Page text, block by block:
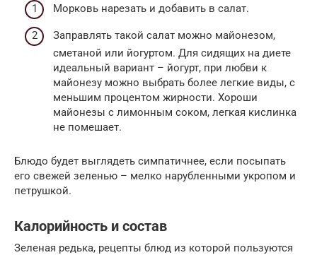
Морковь нарезать и добавить в салат.
Заправлять такой салат можно майонезом,
сметаной или йогуртом. Для сидящих на диете
идеальный вариант – йогурт, при любви к
майонезу можно выбрать более легкие виды, с
меньшим процентом жирности. Хороши
майонезы с лимонным соком, легкая кислинка
не помешает.
Блюдо будет выглядеть симпатичнее, если посыпать
его свежей зеленью – мелко нарубленными укропом и
петрушкой.
Калорийность и состав
Зеленая редька, рецепты блюд из которой пользуются